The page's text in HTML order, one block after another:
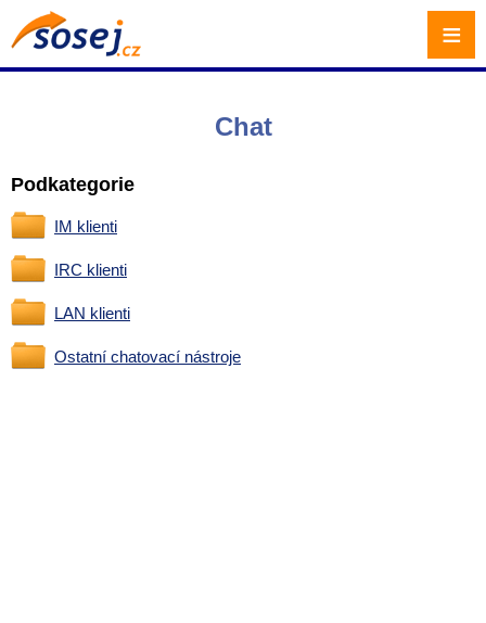
Chat
Podkategorie
IM klienti
IRC klienti
LAN klienti
Ostatní chatovací nástroje
≡